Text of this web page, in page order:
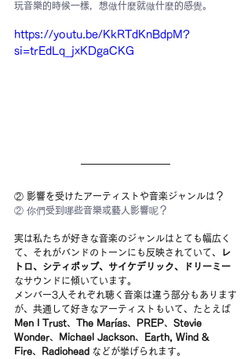
玩音樂的時候一樣，想做什麼就做什麼的感覺。
https://youtu.be/KkRTdKnBdpM?
si=trEdLq_jxKDgaCKG
② 影響を受けたアーティストや音楽ジャンルは？
② 你們受到哪些音樂或藝人影響呢？
実は私たちが好きな音楽のジャンルはとても幅広く
て、それがバンドのトーンにも反映されていて、
レ
トロ、シティポップ、サイケデリック、ドリーミー
なサウンドに傾いています。
メンバー3人それぞれ聴く音楽は違う部分もあります
が、共通して好きなアーティストもいて、たとえば
Men I Trust、 The Marías、 PREP、 Stevie
Wonder、 Michael Jackson、
Earth, Wind &
Fire、 Radiohead などが挙げられます。